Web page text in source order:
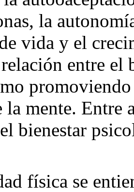
la
la
vida y el
entre el
la mente. Entre
bienestar